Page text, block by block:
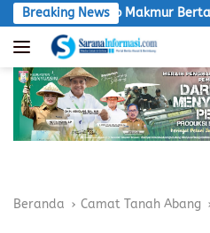
Langsung
ke
konten
Breaking News
Agro Makmur Bertanggung Jawab
Beranda Camat Tanah Abang